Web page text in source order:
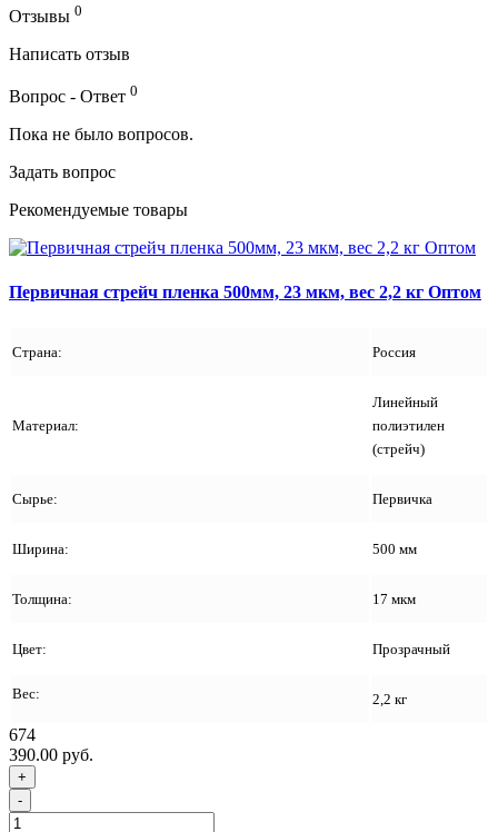
Отзывы 0
Написать отзыв
Вопрос - Ответ 0
Пока не было вопросов.
Задать вопрос
Рекомендуемые товары
Первичная стрейч пленка 500мм, 23 мкм, вес 2,2 кг Оптом
Страна: Россия
Материал:
Линейный
полиэтилен
(стрейч)
Сырье: Первичка
Ширина: 500 мм
Толщина: 17 мкм
Цвет: Прозрачный
Вес: 2,2 кг
674
390.00 руб.
+
-